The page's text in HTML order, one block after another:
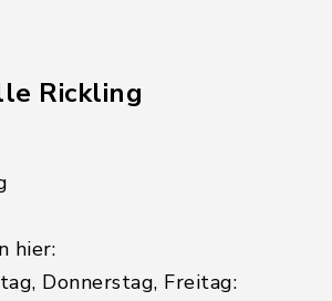
Rickling
hier:
Donnerstag, Freitag: